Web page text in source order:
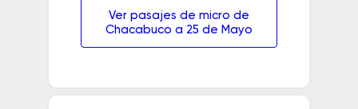
Ver pasajes de micro de
Chacabuco a 25 de Mayo